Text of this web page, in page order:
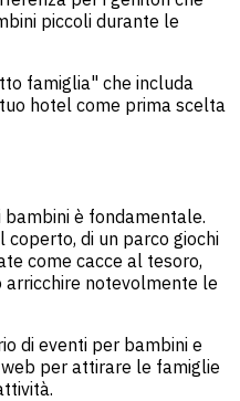
piccoli durante le
famiglia" che includa
hotel come prima scelta
è fondamentale.
coperto, di un parco giochi
come cacce al tesoro,
notevolmente le
di eventi per bambini e
per attirare le famiglie